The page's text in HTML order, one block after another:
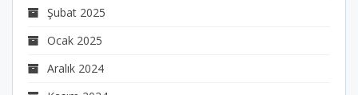
Şubat 2025
Ocak 2025
Aralık 2024